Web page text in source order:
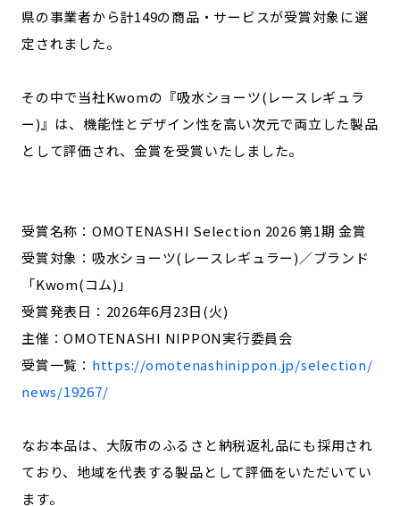
県の事業者から計149の商品・サービスが受賞対象に選
定されました。
その中で当社Kwomの『吸水ショーツ(レースレギュラ
ー)』は、機能性とデザイン性を高い次元で両立した製品
として評価され、金賞を受賞いたしました。
受賞名称：OMOTENASHI Selection 2026 第1期 金賞
受賞対象：吸水ショーツ(レースレギュラー)／ブランド
「Kwom(コム)」
受賞発表日：2026年6月23日(火)
主催：OMOTENASHI NIPPON実行委員会
受賞一覧： https://omotenashinippon.jp/selection/
news/19267/
なお本品は、大阪市のふるさと納税返礼品にも採用され
ており、地域を代表する製品として評価をいただいてい
ます。